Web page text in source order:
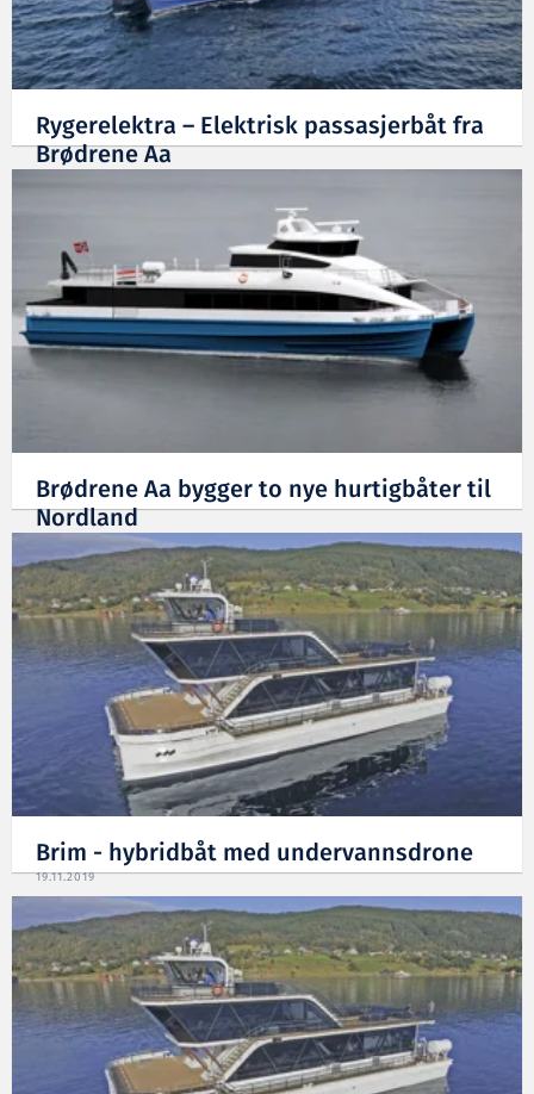
Rygerelektra – Elektrisk passasjerbåt fra
Brødrene Aa
Brødrene Aa bygger to nye hurtigbåter til
Nordland
Brim - hybridbåt med undervannsdrone
19.11.2019